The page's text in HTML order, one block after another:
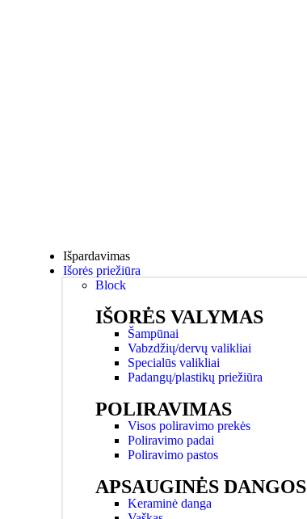
Išpardavimas
Išorės priežiūra
Block
IŠORĖS VALYMAS
Šampūnai
Vabzdžių/dervų valikliai
Specialūs valikliai
Padangų/plastikų priežiūra
POLIRAVIMAS
Visos poliravimo prekės
Poliravimo padai
Poliravimo pastos
APSAUGINĖS DANGOS
Keraminė danga